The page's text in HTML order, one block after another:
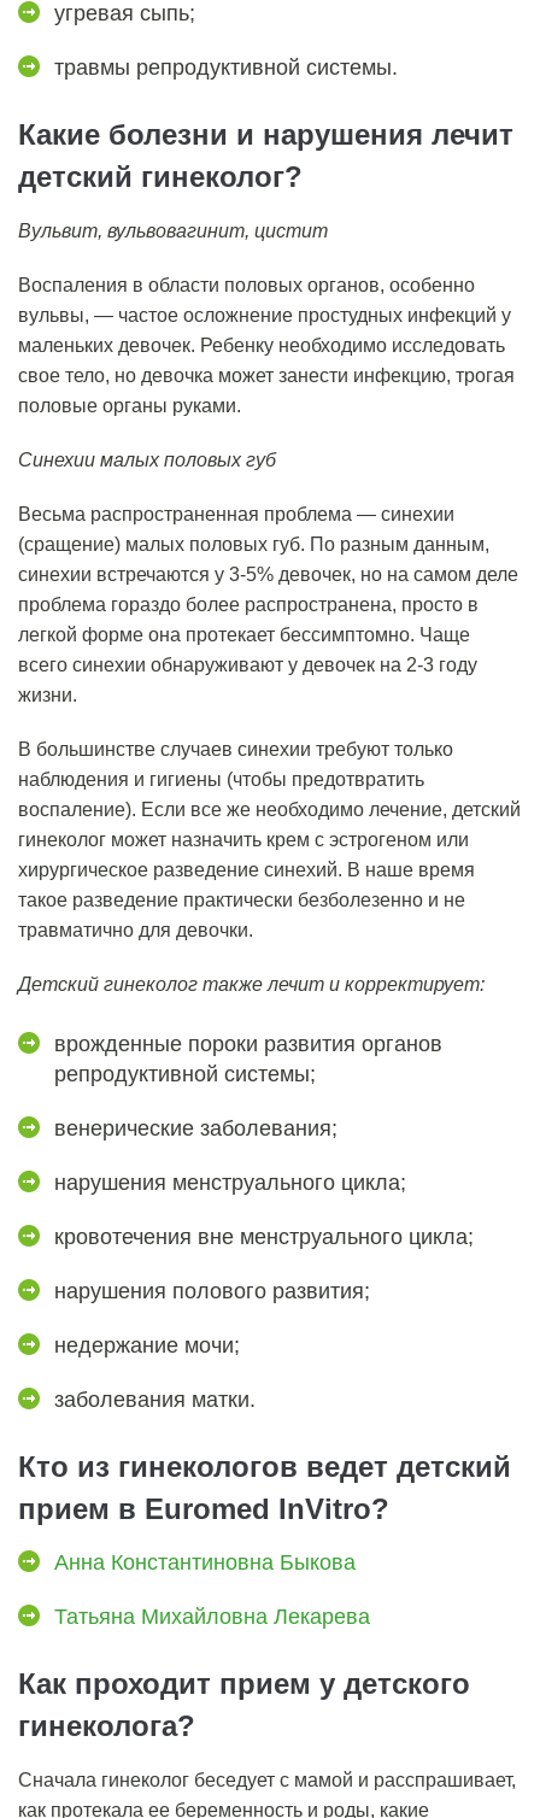
угревая сыпь;
травмы репродуктивной системы.
Какие болезни и нарушения лечит
детский гинеколог?
Вульвит, вульвовагинит, цистит
Воспаления в области половых органов, особенно
вульвы, — частое осложнение простудных инфекций у
маленьких девочек. Ребенку необходимо исследовать
свое тело, но девочка может занести инфекцию, трогая
половые органы руками.
Синехии малых половых губ
Весьма распространенная проблема — синехии
(сращение) малых половых губ. По разным данным,
синехии встречаются у 3-5% девочек, но на самом деле
проблема гораздо более распространена, просто в
легкой форме она протекает бессимптомно. Чаще
всего синехии обнаруживают у девочек на 2-3 году
жизни.
В большинстве случаев синехии требуют только
наблюдения и гигиены (чтобы предотвратить
воспаление). Если все же необходимо лечение, детский
гинеколог может назначить крем с эстрогеном или
хирургическое разведение синехий. В наше время
такое разведение практически безболезенно и не
травматично для девочки.
Детский гинеколог также лечит и корректирует:
врожденные пороки развития органов
репродуктивной системы;
венерические заболевания;
нарушения менструального цикла;
кровотечения вне менструального цикла;
нарушения полового развития;
недержание мочи;
заболевания матки.
Кто из гинекологов ведет детский
прием в Euromed InVitro?
Анна Константиновна Быкова
Татьяна Михайловна Лекарева
Как проходит прием у детского
гинеколога?
Сначала гинеколог беседует с мамой и расспрашивает,
как протекала ее беременность и роды, какие